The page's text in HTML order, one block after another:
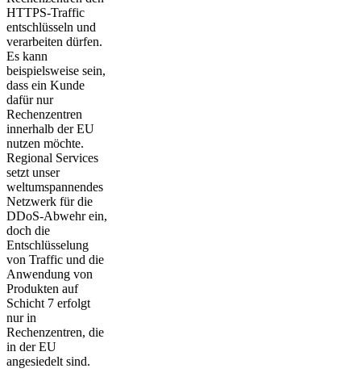
HTTPS-Traffic
entschlüsseln und
verarbeiten dürfen.
Es kann
beispielsweise sein,
dass ein Kunde
dafür nur
Rechenzentren
innerhalb der EU
nutzen möchte.
Regional Services
setzt unser
weltumspannendes
Netzwerk für die
DDoS-Abwehr ein,
doch die
Entschlüsselung
von Traffic und die
Anwendung von
Produkten auf
Schicht 7 erfolgt
nur in
Rechenzentren, die
in der EU
angesiedelt sind.